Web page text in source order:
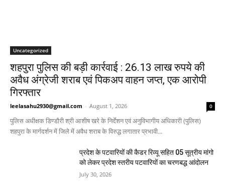
Uncategorized
शहपुरा पुलिस की बड़ी कार्रवाई : 26.13 लाख रुपये की
अवैध अंग्रेजी शराब एवं पिकअप वाहन जप्त, एक आरोपी
गिरफ्तार
leelasahu2930@gmail.com - August 1, 2026 0
पुलिस अधीक्षक डिण्डौरी श्री आशीष खरे के निर्देशन एवं अनुविभागीय अधिकारी (पुलिस)
शहपुरा के मार्गदर्शन में जिले में अवैध शराब के विरुद्ध लगातार प्रभावी...
प्रदेश के पटवारियों की कैडर रिव्यू सहित 05 सूत्रीय मांगो
को लेकर प्रदेश स्तरीय पटवारियों का चरणबद्ध आंदोलन
July 30, 2026